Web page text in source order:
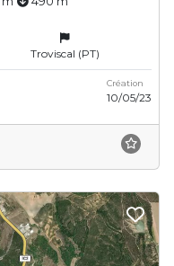
Troviscal (PT)
Création
10/05/23